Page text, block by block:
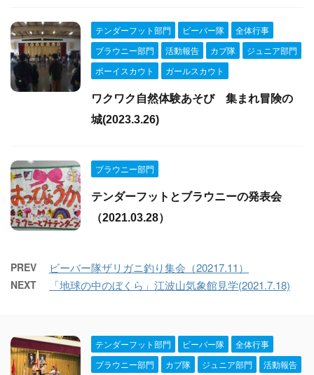
テンダーフット部門 ビーバー隊
全体行事
ブラウニー部門
活動報告 カブ隊
ジュニア部門
ボーイスカウト
ガールスカウト
ワクワク自然体験あそび 集まれ冒険の
城(2023.3.26)
ブラウニー部門
テンダーフットとブラウニーの発表会
（2021.03.28）
PREV ビーバー隊ザリガニ釣り集会（20217.11）
NEXT 「地球の中のぼくら」江波山気象館見学(2021.7.18)
テンダーフット部門 ビーバー隊
全体行事
ブラウニー部門
カブ隊 ジュニア部門
活動報告